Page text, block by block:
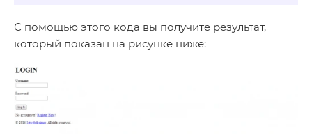
С помощью этого кода вы получите результат,
который показан на рисунке ниже: